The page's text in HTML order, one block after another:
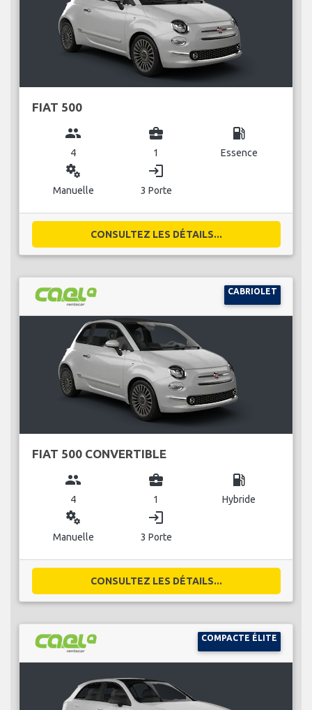
FIAT 500
group
4
business_center
1
local_gas_station
Essence
miscellaneous_services
Manuelle
login
3 Porte
CONSULTEZ LES DÉTAILS...
CABRIOLET
FIAT 500 CONVERTIBLE
group
4
business_center
1
local_gas_station
Hybride
miscellaneous_services
Manuelle
login
3 Porte
CONSULTEZ LES DÉTAILS...
COMPACTE ÉLITE